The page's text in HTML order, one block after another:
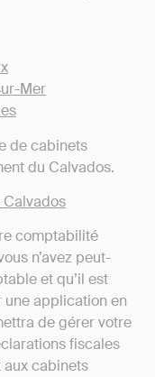
Mer
de cabinets
du Calvados.
comptabilité
n’avez peut-
et qu’il est
application en
de gérer votre
fiscales
cabinets